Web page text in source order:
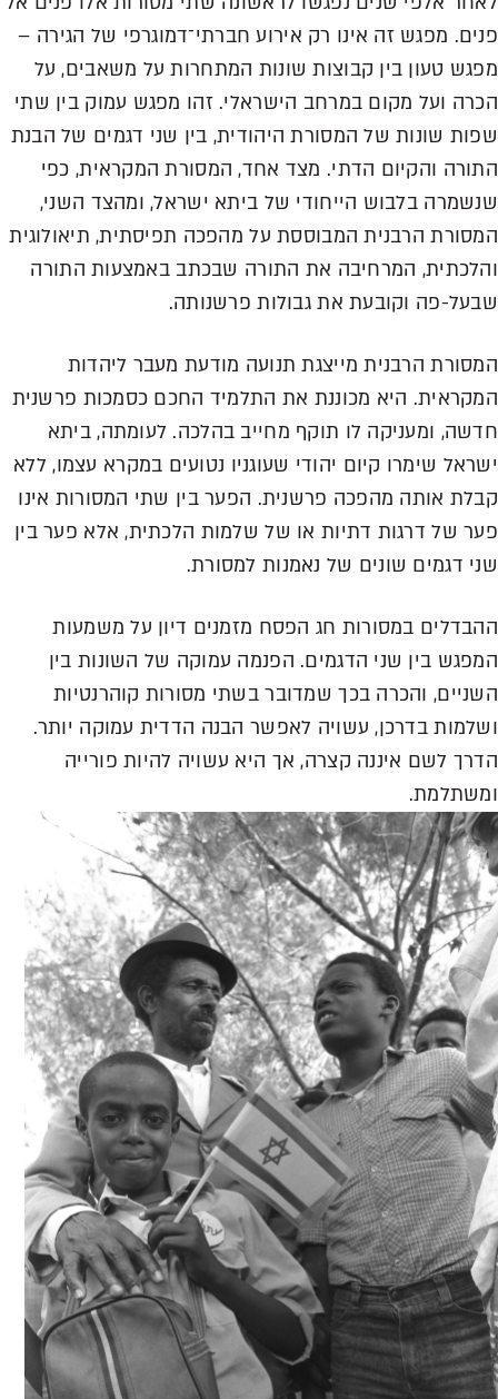
פנים. מפגש זה אינו רק אירוע חברתי־דמוגרפי של הגירה –
מפגש טעון בין קבוצות שונות המתחרות על משאבים, על
הכרה ועל מקום במרחב הישראלי. זהו מפגש עמוק בין שתי
שפות שונות של המסורת היהודית, בין שני דגמים של הבנת
התורה והקיום הדתי. מצד אחד, המסורת המקראית, כפי
שנשמרה בלבוש הייחודי של ביתא ישראל, ומהצד השני,
המסורת הרבנית המבוססת על מהפכה תפיסתית, תיאולוגית
והלכתית, המרחיבה את התורה שבכתב באמצעות התורה
שבעל-פה וקובעת את גבולות פרשנותה.
המסורת הרבנית מייצגת תנועה מודעת מעבר ליהדות
המקראית. היא מכוננת את התלמיד החכם כסמכות פרשנית
חדשה, ומעניקה לו תוקף מחייב בהלכה. לעומתה, ביתא
ישראל שימרו קיום יהודי שעוגניו נטועים במקרא עצמו, ללא
קבלת אותה מהפכה פרשנית. הפער בין שתי המסורות אינו
פער של דרגות דתיות או של שלמות הלכתית, אלא פער בין
שני דגמים שונים של נאמנות למסורת.
ההבדלים במסורות חג הפסח מזמנים דיון על משמעות
המפגש בין שני הדגמים. הפנמה עמוקה של השונות בין
השניים, והכרה בכך שמדובר בשתי מסורות קוהרנטיות
ושלמות בדרכן, עשויה לאפשר הבנה הדדית עמוקה יותר.
הדרך לשם איננה קצרה, אך היא עשויה להיות פורייה
ומשתלמת.